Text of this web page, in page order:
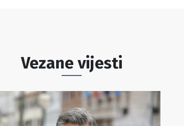
Vezane vijesti